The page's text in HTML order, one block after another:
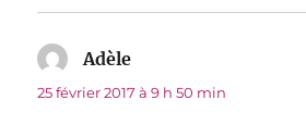
Adèle
25 février 2017 à 9 h 50 min